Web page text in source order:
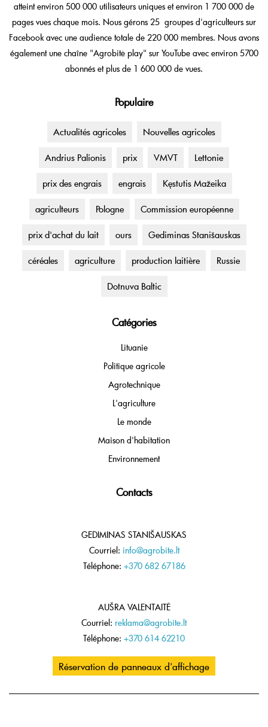
atteint environ 500 000 utilisateurs uniques et environ 1 700 000 de
pages vues chaque mois. Nous gérons 25 groupes d'agriculteurs sur
Facebook avec une audience totale de 220 000 membres. Nous avons
également une chaîne "Agrobitė play" sur YouTube avec environ 5700
abonnés et plus de 1 600 000 de vues.
Populaire
Actualités agricoles Nouvelles agricoles
Andrius Palionis prix VMVT Lettonie
prix des engrais engrais Kęstutis Mažeika
agriculteurs Pologne Commission européenne
prix d'achat du lait ours Gediminas Stanišauskas
céréales agriculture production laitière Russie
Dotnuva Baltic
Catégories
Lituanie
Politique agricole
Agrotechnique
L'agriculture
Le monde
Maison d'habitation
Environnement
Contacts
GEDIMINAS STANIŠAUSKAS
Courriel: info@agrobite.lt
Téléphone: +370 682 67186
AUŠRA VALENTAITĖ
Courriel: reklama@agrobite.lt
Téléphone: +370 614 62210
Réservation de panneaux d'affichage